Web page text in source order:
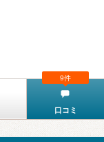
口コミ
9件